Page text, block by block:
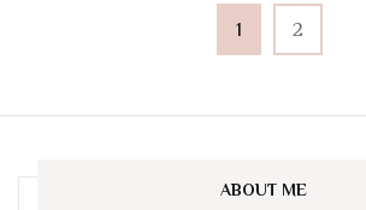
Page
1 Page
2
ABOUT ME